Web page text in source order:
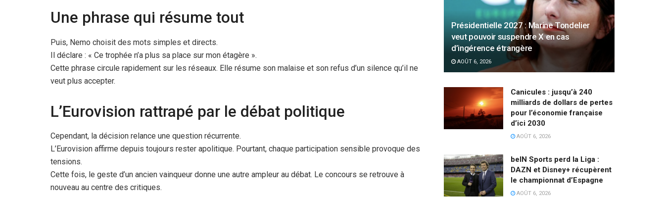
Une phrase qui résume tout
Puis, Nemo choisit des mots simples et directs.
Il déclare : « Ce trophée n’a plus sa place sur mon étagère ».
Cette phrase circule rapidement sur les réseaux. Elle résume son malaise et son refus d’un silence qu’il ne
veut plus accepter.
L’Eurovision rattrapé par le débat politique
Cependant, la décision relance une question récurrente.
L’Eurovision affirme depuis toujours rester apolitique. Pourtant, chaque participation sensible provoque des
tensions.
Cette fois, le geste d’un ancien vainqueur donne une autre ampleur au débat. Le concours se retrouve à
nouveau au centre des critiques.
Présidentielle 2027 : Marine Tondelier
veut pouvoir suspendre X en cas
d’ingérence étrangère
AOÛT 6, 2026
Canicules : jusqu’à 240
milliards de dollars de pertes
pour l’économie française
d’ici 2030
AOÛT 6, 2026
beIN Sports perd la Liga :
DAZN et Disney+ récupèrent
le championnat d’Espagne
AOÛT 6, 2026